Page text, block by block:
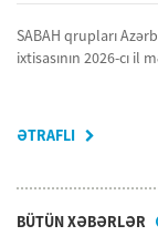
SABAH qrupları
ixtisasının 2026-cı
ƏTRAFLI
BÜTÜN XƏBƏRLƏR